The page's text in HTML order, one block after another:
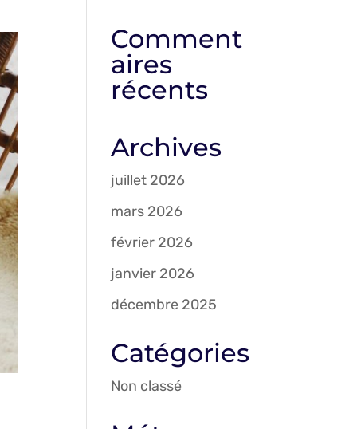
Comment
aires
récents
Archives
juillet 2026
mars 2026
février 2026
janvier 2026
décembre 2025
Catégories
Non classé